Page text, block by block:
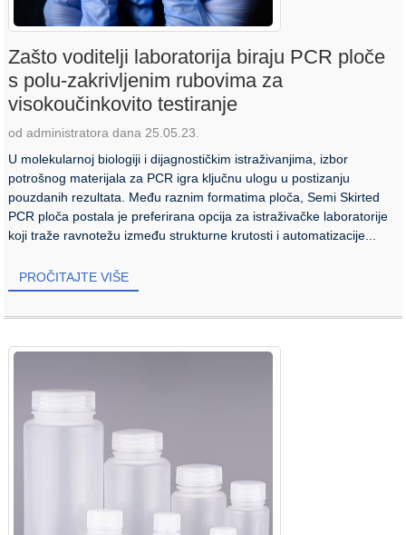
Zašto voditelji laboratorija biraju PCR ploče
s polu-zakrivljenim rubovima za
visokoučinkovito testiranje
od administratora dana 25.05.23.
U molekularnoj biologiji i dijagnostičkim istraživanjima, izbor
potrošnog materijala za PCR igra ključnu ulogu u postizanju
pouzdanih rezultata. Među raznim formatima ploča, Semi Skirted
PCR ploča postala je preferirana opcija za istraživačke laboratorije
koji traže ravnotežu između strukturne krutosti i automatizacije...
PROČITAJTE VIŠE